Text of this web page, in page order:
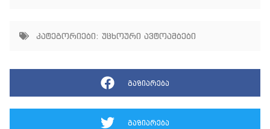
კატეგორიები: უცხოური ავტოამბები
გაზიარება
გაზიარება